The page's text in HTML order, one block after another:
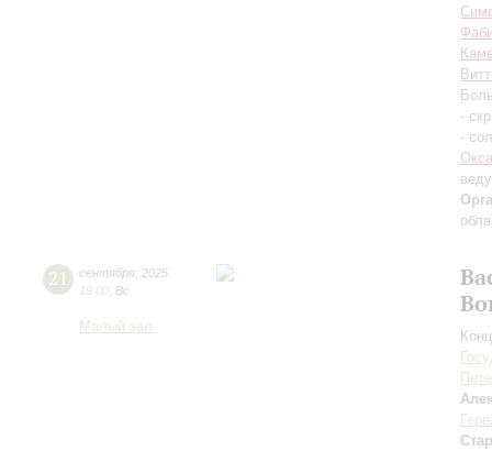
-
-
21 сентября 2025
19:00 Вс
Малый зал